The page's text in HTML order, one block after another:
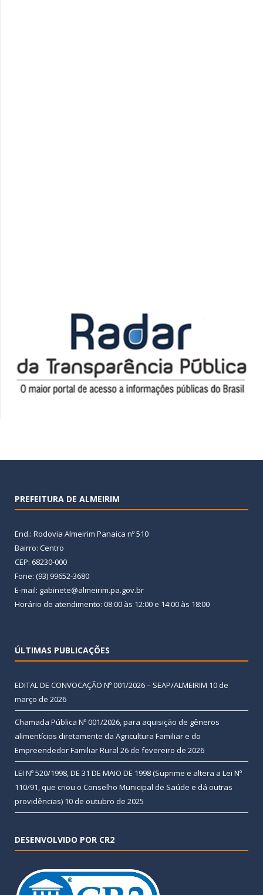
PREFEITURA DE ALMEIRIM
End.: Rodovia Almeirim Panaica nº 510
Bairro: Centro
CEP: 68230-000
Fone: (93) 99652-3680
E-mail: gabinete@almeirim.pa.gov.br
Horário de atendimento: 08:00 às 12:00 e 14:00 às 18:00
ÚLTIMAS PUBLICAÇÕES
EDITAL DE CONVOCAÇÃO Nº 001/2026 – SEAP/ALMEIRIM 10 de
março de 2026
Chamada Pública Nº 001/2026, para aquisição de gêneros
alimentícios diretamente da Agricultura Familiar e do
Empreendedor Familiar Rural 26 de fevereiro de 2026
LEI Nº 520/1998, DE 31 DE MAIO DE 1998 (Suprime e altera a Lei Nº
110/91, que criou o Conselho Municipal de Saúde e dá outras
providências) 10 de outubro de 2025
DESENVOLVIDO POR CR2